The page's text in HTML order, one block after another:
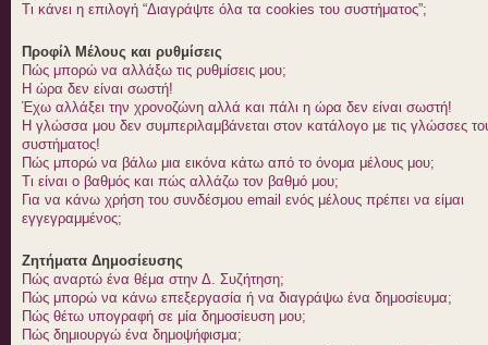
Τι κάνει η επιλογή “Διαγράψτε όλα τα cookies του συστήματος”;
Προφίλ Μέλους και ρυθμίσεις
Πώς μπορώ να αλλάξω τις ρυθμίσεις μου;
Η ώρα δεν είναι σωστή!
Έχω αλλάξει την χρονοζώνη αλλά και πάλι η ώρα δεν είναι σωστή!
Η γλώσσα μου δεν συμπεριλαμβάνεται στον κατάλογο με τις γλώσσες
συστήματος!
Πώς μπορώ να βάλω μια εικόνα κάτω από το όνομα μέλους μου;
Τι είναι ο βαθμός και πώς αλλάζω τον βαθμό μου;
Για να κάνω χρήση του συνδέσμου email ενός μέλους πρέπει να είμαι
εγγεγραμμένος;
Ζητήματα Δημοσίευσης
Πώς αναρτώ ένα θέμα στην Δ. Συζήτηση;
Πώς μπορώ να κάνω επεξεργασία ή να διαγράψω ένα δημοσίευμα;
Πώς θέτω υπογραφή σε μία δημοσίευση μου;
Πώς δημιουργώ ένα δημοψήφισμα;